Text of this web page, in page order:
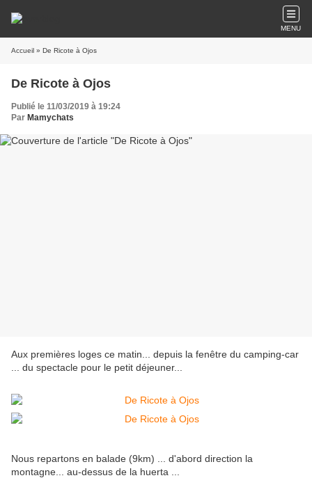
MENU
Accueil » De Ricote à Ojos
De Ricote à Ojos
Publié le 11/03/2019 à 19:24
Par Mamychats
Aux premières loges ce matin... depuis la fenêtre du camping-car
... du spectacle pour le petit déjeuner...
Nous repartons en balade (9km) ... d'abord direction la
montagne... au-dessus de la huerta ...